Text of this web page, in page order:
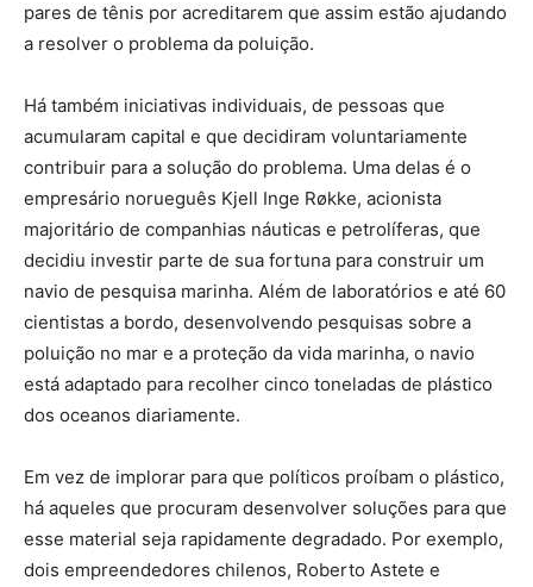
pares de tênis por acreditarem que assim estão ajudando
a resolver o problema da poluição.
Há também iniciativas individuais, de pessoas que
acumularam capital e que decidiram voluntariamente
contribuir para a solução do problema. Uma delas é o
empresário norueguês Kjell Inge Røkke, acionista
majoritário de companhias náuticas e petrolíferas, que
decidiu investir parte de sua fortuna para construir um
navio de pesquisa marinha. Além de laboratórios e até 60
cientistas a bordo, desenvolvendo pesquisas sobre a
poluição no mar e a proteção da vida marinha, o navio
está adaptado para recolher cinco toneladas de plástico
dos oceanos diariamente.
Em vez de implorar para que políticos proíbam o plástico,
há aqueles que procuram desenvolver soluções para que
esse material seja rapidamente degradado. Por exemplo,
dois empreendedores chilenos, Roberto Astete e